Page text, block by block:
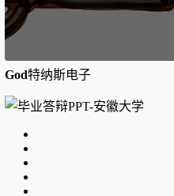
God特纳斯电子